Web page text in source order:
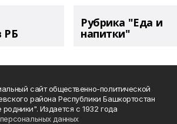
РБ
Рубрика "Еда и
напитки"
сайт общественно-политической
района Республики Башкортостан
Издается с 1932 года
данных